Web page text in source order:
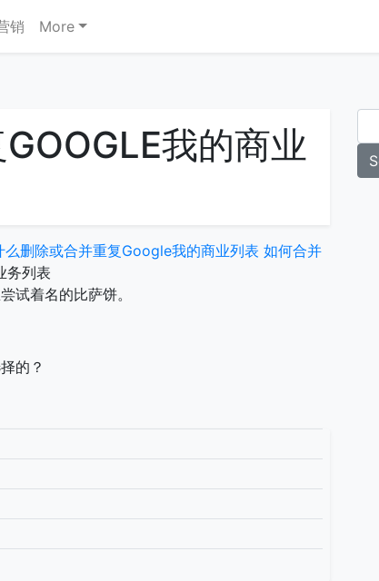
销 More
我的商业
么删除或合并重复Google我的商业列表 如何合并
务列表
试着名的比萨饼。
的？